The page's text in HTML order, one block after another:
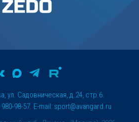
ул. Садовническая, д.24, стр.6.
98-57. E-mail: sport@avangard.ru